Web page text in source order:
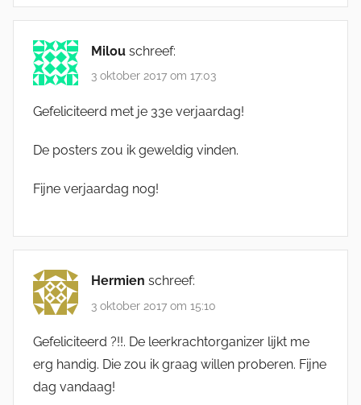
Milou schreef:
3 oktober 2017 om 17:03
Gefeliciteerd met je 33e verjaardag!
De posters zou ik geweldig vinden.
Fijne verjaardag nog!
Hermien schreef:
3 oktober 2017 om 15:10
Gefeliciteerd ?!!. De leerkrachtorganizer lijkt me
erg handig. Die zou ik graag willen proberen. Fijne
dag vandaag!